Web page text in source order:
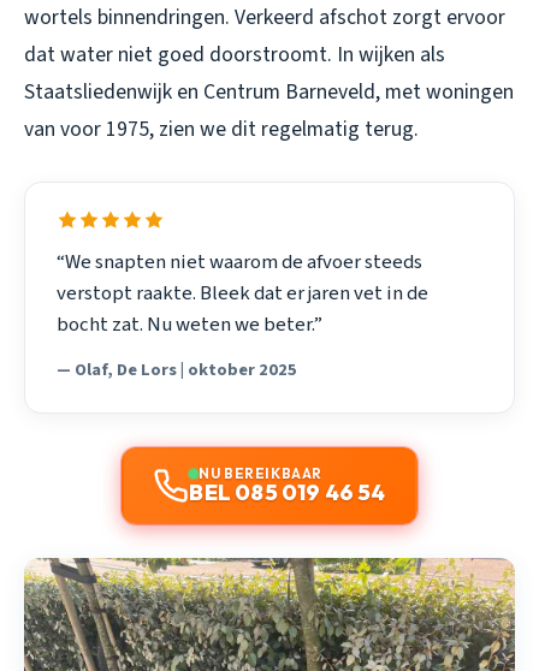
wortels binnendringen. Verkeerd afschot zorgt ervoor
dat water niet goed doorstroomt. In wijken als
Staatsliedenwijk en Centrum Barneveld, met woningen
van voor 1975, zien we dit regelmatig terug.
“We snapten niet waarom de afvoer steeds
verstopt raakte. Bleek dat er jaren vet in de
bocht zat. Nu weten we beter.”
— Olaf, De Lors | oktober 2025
NU BEREIKBAAR
BEL 085 019 46 54